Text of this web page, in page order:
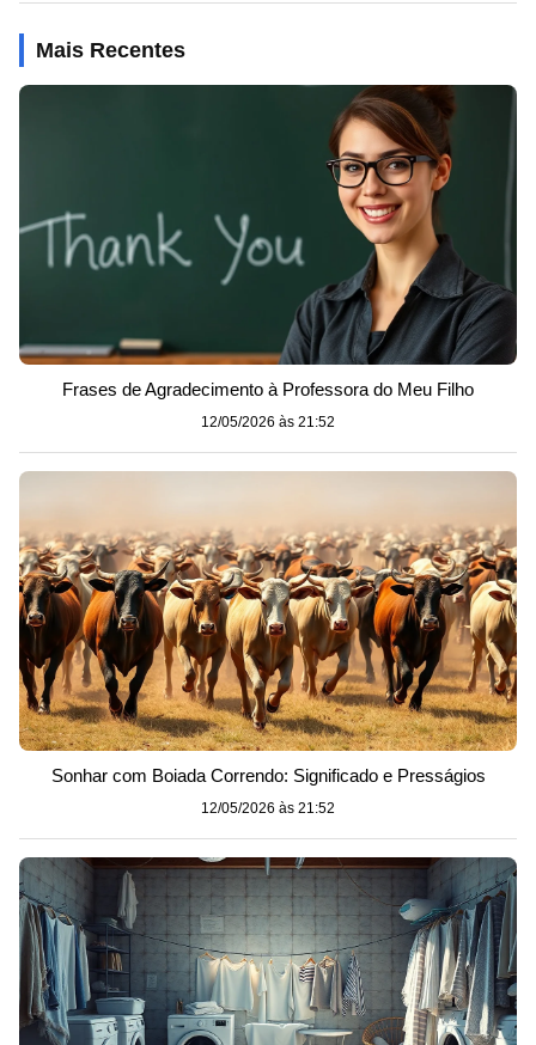
Mais Recentes
Frases de Agradecimento à Professora do Meu Filho
12/05/2026 às 21:52
Sonhar com Boiada Correndo: Significado e Presságios
12/05/2026 às 21:52